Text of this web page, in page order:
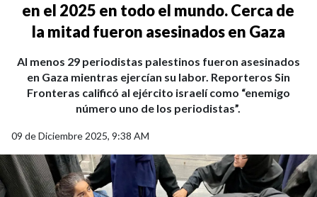
en el 2025 en todo el mundo. Cerca de
la mitad fueron asesinados en Gaza
Al menos 29 periodistas palestinos fueron asesinados
en Gaza mientras ejercían su labor. Reporteros Sin
Fronteras calificó al ejército israelí como “enemigo
número uno de los periodistas”.
09 de Diciembre 2025, 9:38 AM